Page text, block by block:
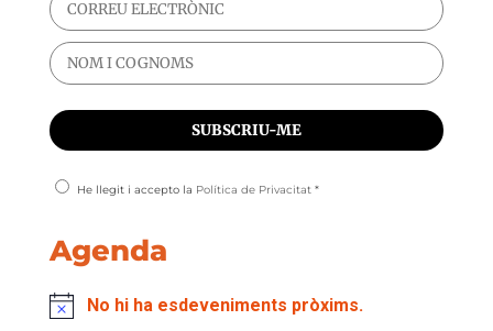
He llegit i accepto la Política de Privacitat*
Agenda
No hi ha esdeveniments pròxims.